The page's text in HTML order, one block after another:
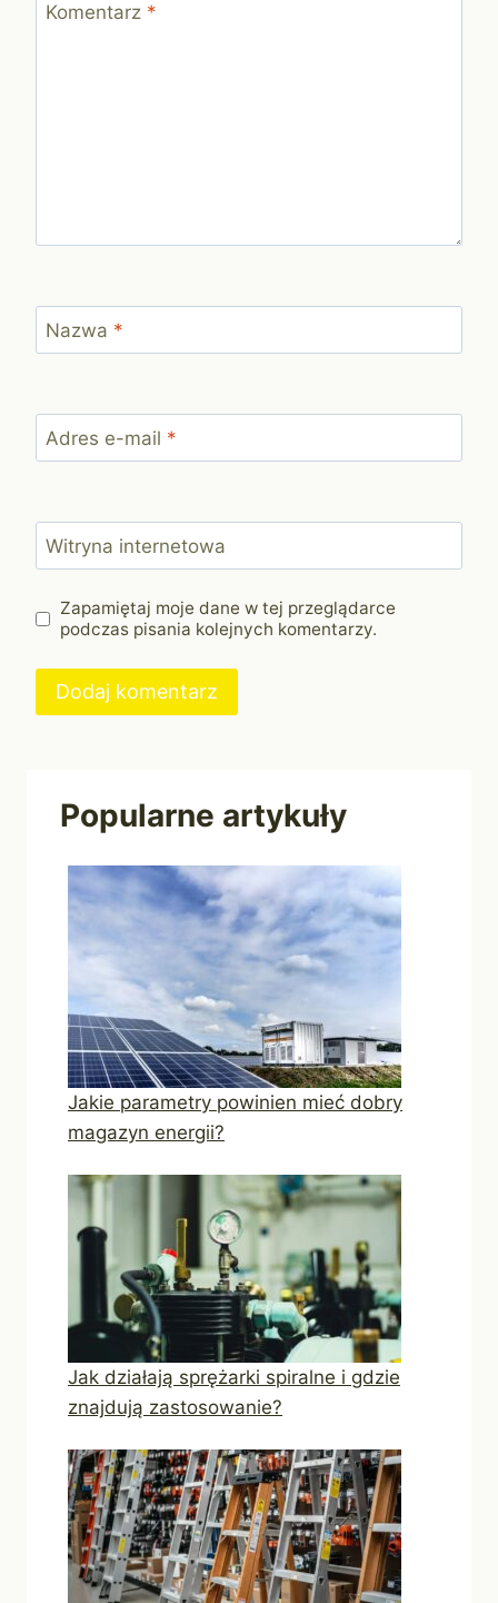
Komentarz *
Nazwa *
Adres e-mail *
Witryna internetowa
Zapamiętaj moje dane w tej przeglądarce
podczas pisania kolejnych komentarzy.
Popularne artykuły
Jakie parametry powinien mieć dobry
magazyn energii?
Jak działają sprężarki spiralne i gdzie
znajdują zastosowanie?